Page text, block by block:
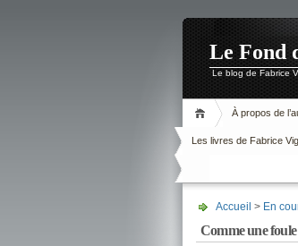
Le Fond
Le blog de Fabrice
À propos de
Les livres de Fabrice
Accueil > En
Comme une